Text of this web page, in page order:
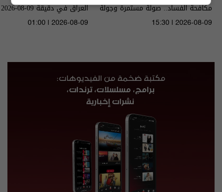
مكافحة الفساد.. صولة مستمرة وجولة
قادمة - الحلقة ٥٥ | الموسم 5
15:30 | 2026-08-09
العراق في دقيقة 09-08-2026 | 2026
01:00 | 2026-08-09